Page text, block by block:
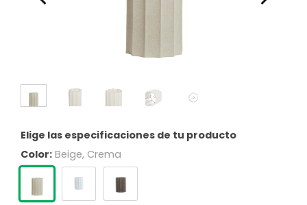
Elige las especificaciones de tu producto
Color: Beige, Crema